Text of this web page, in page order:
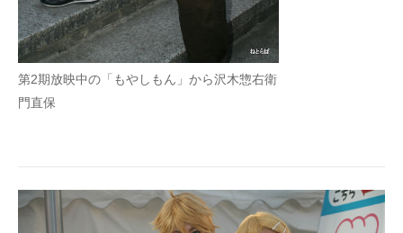
第2期放映中の「もやしもん」から沢木惣右衛
門直保